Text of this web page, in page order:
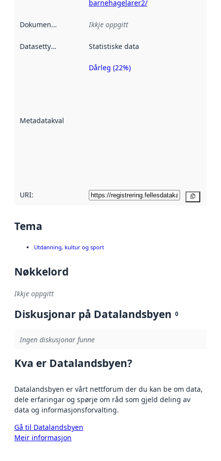
barnehagelarer2/
Dokumentasjon Ikkje oppgitt
Datasettype Statistiske data
Metadatakvalitet
Metadatakvalitet
Dårleg (22%)
URI:
Tema
Utdanning, kultur og sport
Nøkkelord
Ikkje oppgitt
Diskusjonar på Datalandsbyen 0
Ingen diskusjonar funne
Kva er Datalandsbyen?
Datalandsbyen er vårt nettforum der du kan be om data,
dele erfaringar og spørje om råd som gjeld deling av
data og informasjonsforvalting.
Gå til Datalandsbyen
Meir informasjon